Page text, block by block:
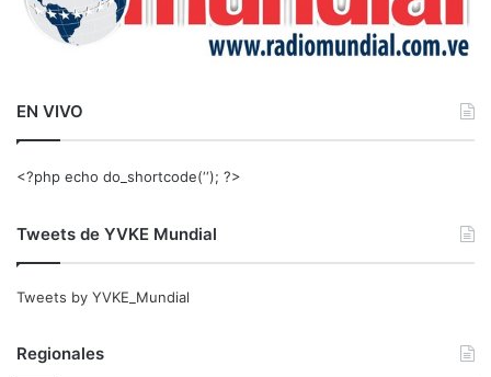
EN VIVO
<?php echo do_shortcode(‘‘); ?>
Tweets de YVKE Mundial
Tweets by YVKE_Mundial
Regionales